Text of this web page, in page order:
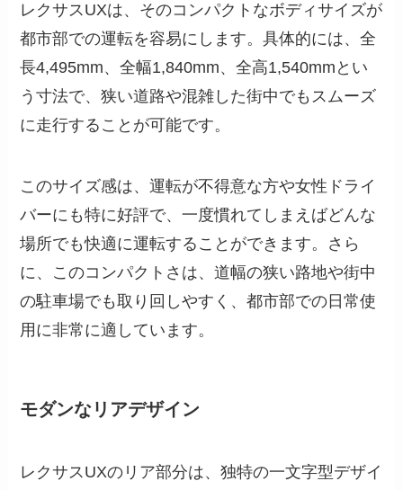
レクサスUXは、そのコンパクトなボディサイズが
都市部での運転を容易にします。具体的には、全
長4,495mm、全幅1,840mm、全高1,540mmとい
う寸法で、狭い道路や混雑した街中でもスムーズ
に走行することが可能です。
このサイズ感は、運転が不得意な方や女性ドライ
バーにも特に好評で、一度慣れてしまえばどんな
場所でも快適に運転することができます。さら
に、このコンパクトさは、道幅の狭い路地や街中
の駐車場でも取り回しやすく、都市部での日常使
用に非常に適しています。
モダンなリアデザイン
レクサスUXのリア部分は、独特の一文字型デザイ